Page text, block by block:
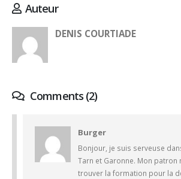
Auteur
DENIS COURTIADE
Comments (2)
Burger
Bonjour, je suis serveuse
Tarn et Garonne. Mon patron
trouver la formation pour la